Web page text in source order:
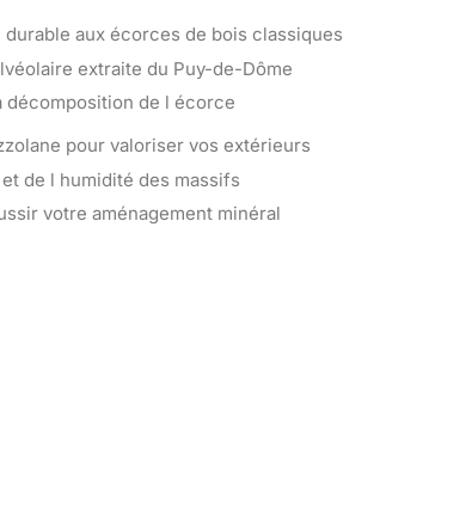
aux écorces de bois classiques
extraite du Puy-de-Dôme
décomposition de l écorce
pour valoriser vos extérieurs
de l humidité des massifs
votre aménagement minéral